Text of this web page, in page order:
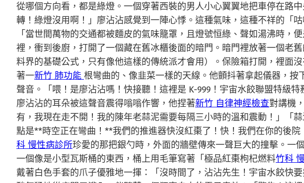
從哪個方向看，都是綠燈。一個穿著西裝的男人小心翼翼地把車停在路
轉！綠燈沒用啊！」廖沾沾感覺到一陣心悸。這種氣味，這種不祥的「
「當世間萬物的交通都被麵皮的氣味籠罩，且燈號恒綠、聲如湯沸時
裡，衝到後廚，打開了一個藏在舊冰櫃後面的暗門。暗門裡放著一個老
料界的基礎公式，只有像他這樣的傳統派才會用）。保險箱打開，裡面
著一新竹 肺功能 根彎曲的、像韭菜一樣的天線。他顫抖著拿起儀器，
聲音。「喂！是廖沾沾嗎！快接聽！這裡是 K-999！宇宙水餃聯盟特級
廖沾沾的耳朵被這聲音震得嗡嗡作響，他捏著新竹 自律神經檢查對講機
有，我現在走不開！我的陳年老蒜泥需要每隔三小時的溫和震動！」「
點是**時空正在彎曲！**我們的推進器快沒紅棗了！快！我們在你的後
科 慢性病診所珍愛的那把銀勺時，外面的牆壁傳來一聲巨大的撞擊。一
一個像是小型瓦斯桶的東西，桶上用毛筆寫著「極品紅棗枸杞燃料竹科
戴著白色手套的爪子優雅地一揮：「沒時間了，沾沾先生！宇宙水餃快